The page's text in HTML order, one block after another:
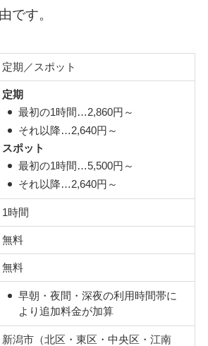
です。
定期／スポット
定期
最初の1時間…2,860円～
それ以降…2,640円～
スポット
最初の1時間…5,500円～
それ以降…2,640円～
1時間
無料
無料
早朝・夜間・深夜の利用時間帯に
より追加料金が加算
新潟市（北区・東区・中央区・江南